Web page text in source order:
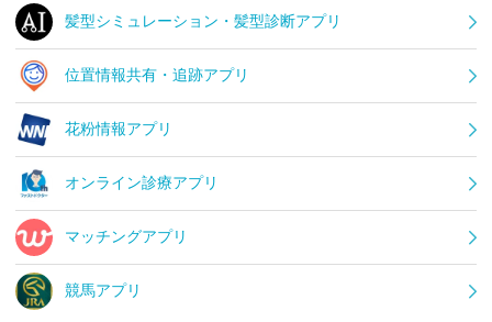
髪型シミュレーション・髪型診断アプリ
位置情報共有・追跡アプリ
花粉情報アプリ
オンライン診療アプリ
マッチングアプリ
競馬アプリ